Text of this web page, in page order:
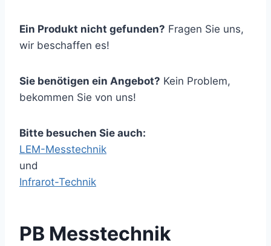
Ein Produkt nicht gefunden? Fragen Sie uns,
wir beschaffen es!
Sie benötigen ein Angebot? Kein Problem,
bekommen Sie von uns!
Bitte besuchen Sie auch:
LEM-Messtechnik
und
Infrarot-Technik
PB Messtechnik